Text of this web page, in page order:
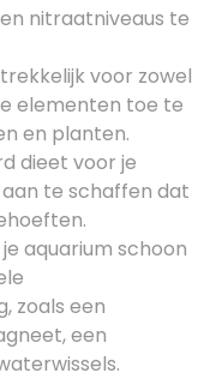
nitraatniveaus te
voor zowel
elementen toe te
en planten.
dieet voor je
te schaffen dat
aquarium schoon
zoals een
een